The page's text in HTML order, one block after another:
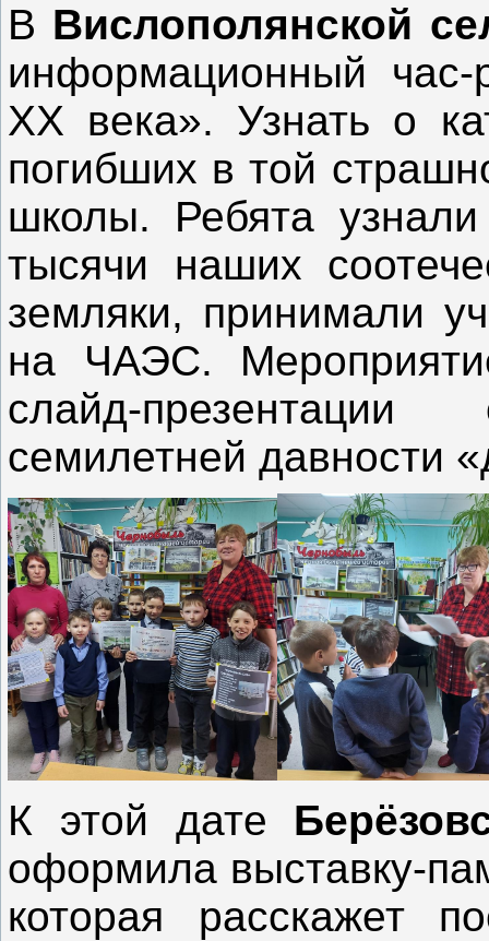
В Вислополянской
информационный час-
XX века». Узнать о
погибших в той
школы. Ребята
тысячи наших
земляки, принимали
на ЧАЭС.
слайд-
семилетней давности
К этой дате
оформила выставку-
которая расскажет